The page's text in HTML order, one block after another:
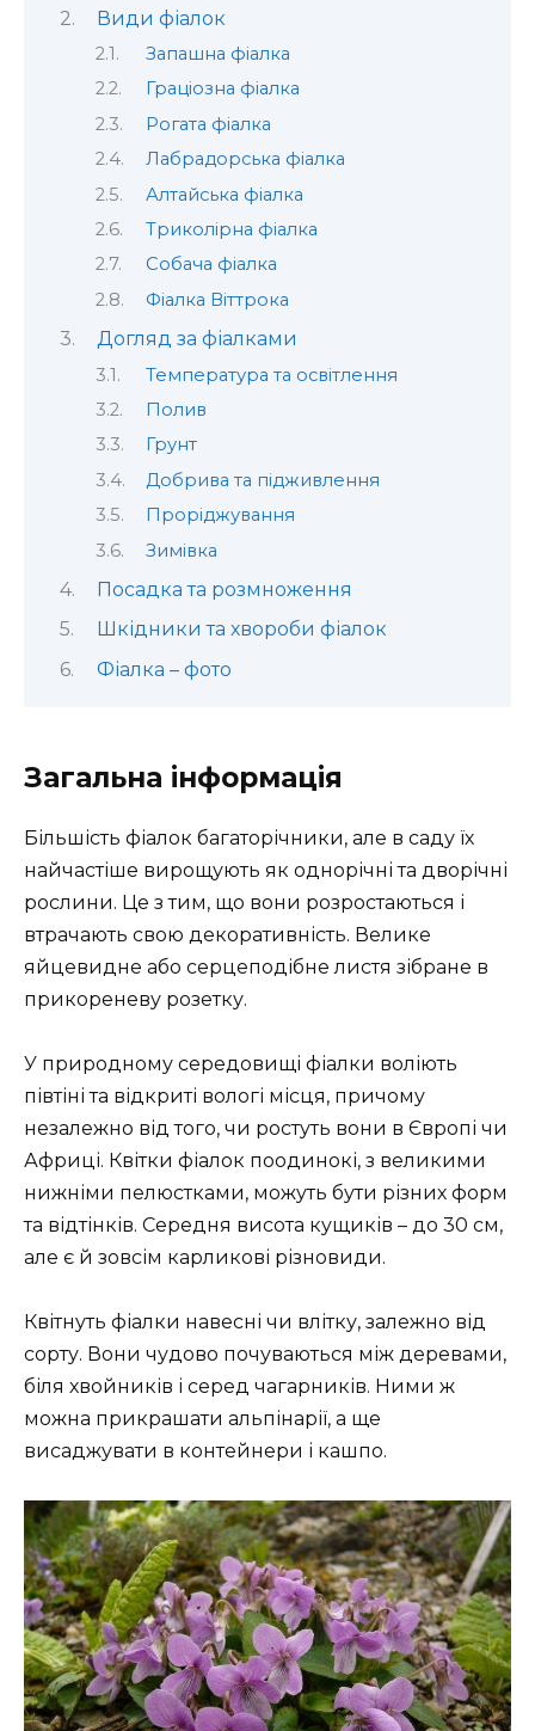
Види фіалок
Запашна фіалка
Граціозна фіалка
Рогата фіалка
Лабрадорська фіалка
Алтайська фіалка
Триколірна фіалка
Собача фіалка
Фіалка Віттрока
Догляд за фіалками
Температура та освітлення
Полив
Грунт
Добрива та підживлення
Проріджування
Зимівка
Посадка та розмноження
Шкідники та хвороби фіалок
Фіалка – фото
Загальна інформація
Більшість фіалок багаторічники, але в саду їх
найчастіше вирощують як однорічні та дворічні
рослини. Це з тим, що вони розростаються і
втрачають свою декоративність. Велике
яйцевидне або серцеподібне листя зібране в
прикореневу розетку.
У природному середовищі фіалки воліють
півтіні та відкриті вологі місця, причому
незалежно від того, чи ростуть вони в Європі чи
Африці. Квітки фіалок поодинокі, з великими
нижніми пелюстками, можуть бути різних форм
та відтінків. Середня висота кущиків – до 30 см,
але є й зовсім карликові різновиди.
Квітнуть фіалки навесні чи влітку, залежно від
сорту. Вони чудово почуваються між деревами,
біля хвойників і серед чагарників. Ними ж
можна прикрашати альпінарії, а ще
висаджувати в контейнери і кашпо.